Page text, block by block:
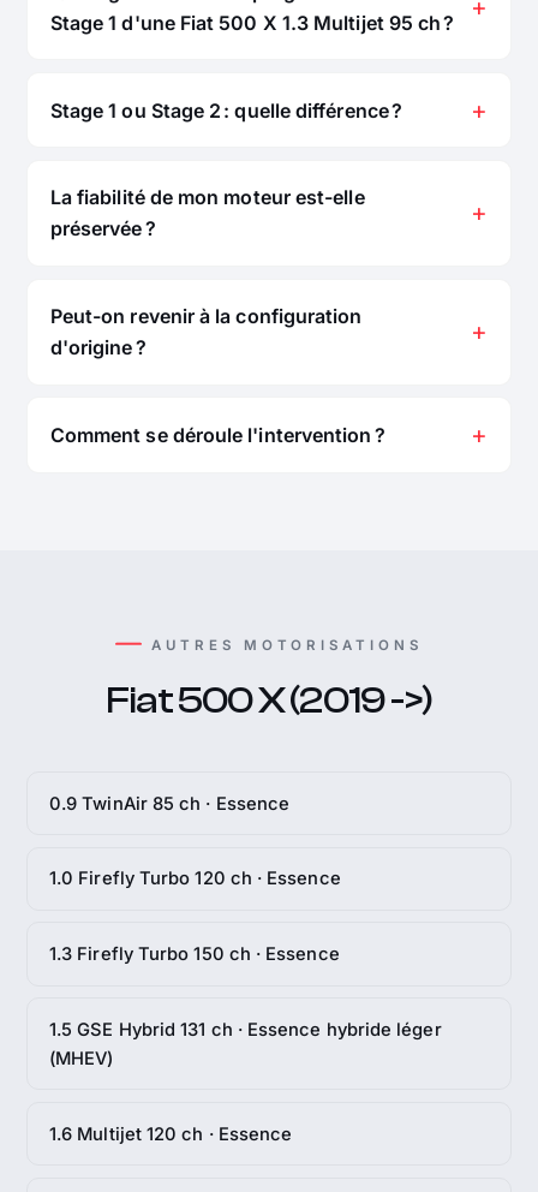
Stage 1 d'une Fiat 500 X 1.3 Multijet 95 ch ?
Stage 1 ou Stage 2 : quelle différence ?
La fiabilité de mon moteur est-elle
préservée ?
Peut-on revenir à la configuration
d'origine ?
Comment se déroule l'intervention ?
AUTRES MOTORISATIONS
Fiat 500 X (2019 ->)
0.9 TwinAir 85 ch · Essence
1.0 Firefly Turbo 120 ch · Essence
1.3 Firefly Turbo 150 ch · Essence
1.5 GSE Hybrid 131 ch · Essence hybride léger
(MHEV)
1.6 Multijet 120 ch · Essence